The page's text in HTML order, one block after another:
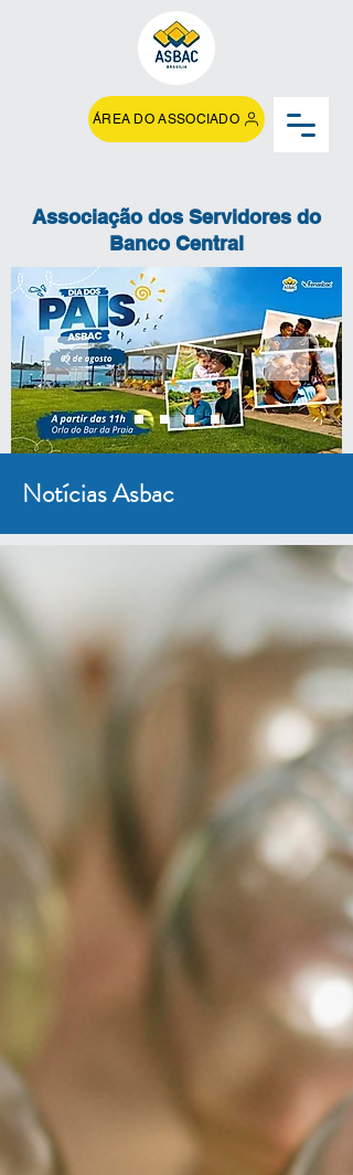
ÁREA DO ASSOCIADO
Associação dos Servidores do
Banco Central
Notícias Asbac